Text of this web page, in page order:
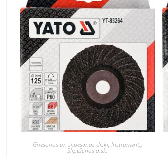
Griešanas un slīpēšanas diski,Instrumenti,
Slīpēšanas diski